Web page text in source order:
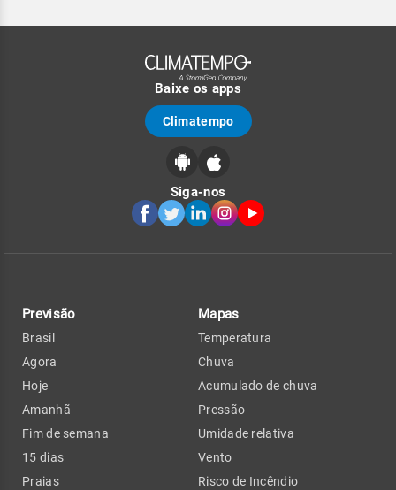
Baixe os apps
Climatempo
Siga-nos
Previsão
Brasil
Agora
Hoje
Amanhã
Fim de semana
15 dias
Praias
Mapas
Temperatura
Chuva
Acumulado de chuva
Pressão
Umidade relativa
Vento
Risco de Incêndio